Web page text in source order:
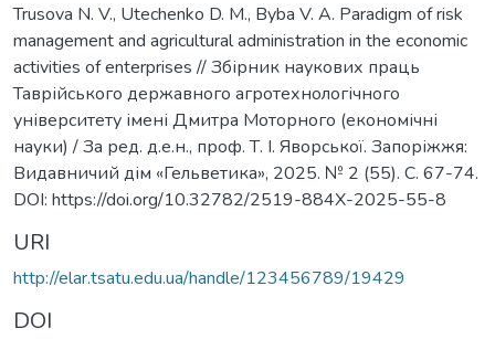
Trusova N. V., Utechenko D. M., Byba V. A. Paradigm of risk
management and agricultural administration in the economic
activities of enterprises // Збірник наукових праць
Таврійського державного агротехнологічного
університету імені Дмитра Моторного (економічні
науки) / За ред. д.е.н., проф. Т. І. Яворської. Запоріжжя:
Видавничий дім «Гельветика», 2025. № 2 (55). С. 67-74.
DOI: https://doi.org/10.32782/2519-884X-2025-55-8
URI
http://elar.tsatu.edu.ua/handle/123456789/19429
DOI